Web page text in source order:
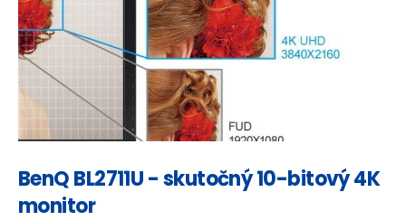
BenQ BL2711U - skutočný 10-bitový 4K
monitor